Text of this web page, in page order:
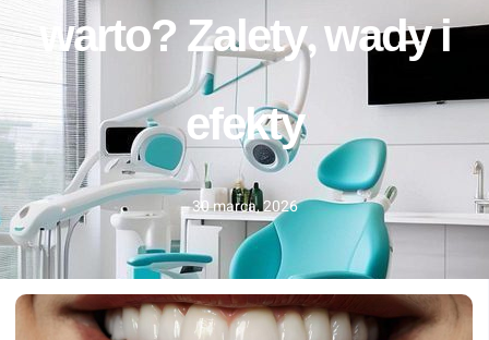
warto? Zalety, wady i
efekty
30 marca, 2026